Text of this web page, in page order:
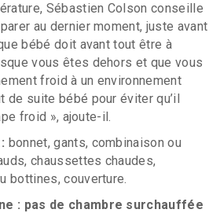
Sébastien Colson conseille
au dernier moment, juste avant
bébé doit avant tout être à
vous êtes dehors et que vous
froid à un environnement
de suite bébé pour éviter qu’il
froid », ajoute-il.
bonnet, gants, combinaison ou
chaussettes chaudes,
bottines, couverture.
: pas de chambre surchauffée